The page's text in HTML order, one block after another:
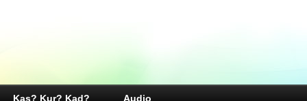
Kas? Kur? Kad? Audio